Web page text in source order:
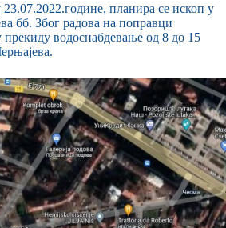
планира се ископ у
бб. Због радова на поправци
водоснабдевање од 8 до 15